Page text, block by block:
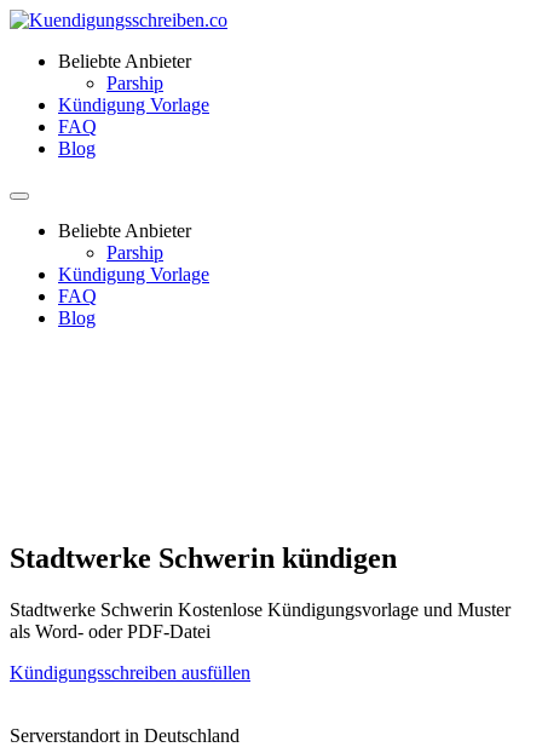
Beliebte Anbieter
Parship
Kündigung Vorlage
FAQ
Blog
Beliebte Anbieter
Parship
Kündigung Vorlage
FAQ
Blog
Stadtwerke Schwerin kündigen
Stadtwerke Schwerin Kostenlose Kündigungsvorlage und Muster
als Word- oder PDF-Datei
Kündigungsschreiben ausfüllen
Serverstandort in Deutschland